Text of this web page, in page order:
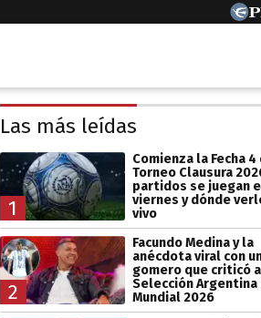
Las más leídas
1
Comienza la Fecha
Torneo Clausura
partidos se juegan
viernes y dónde
vivo
2
Facundo Medina y la
anécdota viral con
gomero que criticó
Selección
Mundial 2026